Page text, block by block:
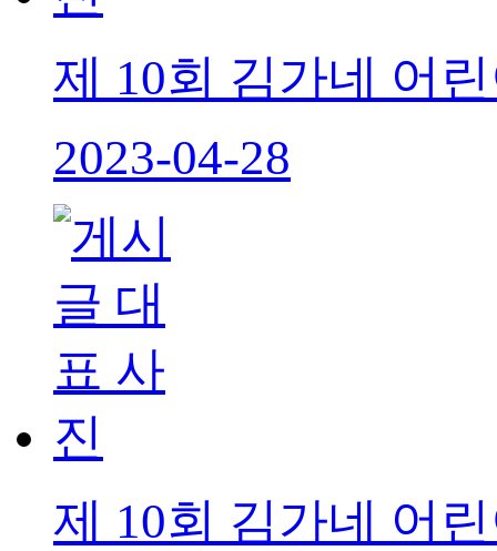
제 10회 김가네 어
2023-04-28
제 10회 김가네 어